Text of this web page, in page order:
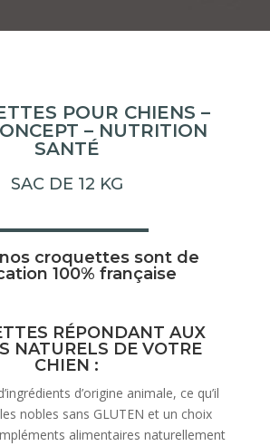
POUR CHIENS –
– NUTRITION
SANTÉ
SAC DE 12 KG
croquettes sont de
100% française
RÉPONDANT AUX
NATURELS DE VOTRE
CHIEN :
d’origine animale, ce qu’il
nobles sans GLUTEN et un choix
alimentaires naturellement